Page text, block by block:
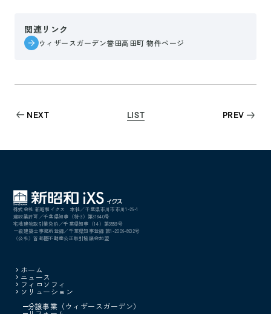
関連リンク
ウィザースガーデン誉田高田町 物件ページ
NEXT LIST PREV
株式会社 新昭和イクス 本社／千葉県市川市市川1-26-1
建設業許可／千葉県知事（特-3）第31840号
宅地建物取引業免許／千葉県知事（14）第3559号
一級建築士事務所登録／千葉県知事登録 第1-2006-8632号
（公社）首都圏不動産公正取引協議会加盟
ホーム
ニュース
フィロソフィ
ソリューション
分譲事業（ウィザースガーデン）